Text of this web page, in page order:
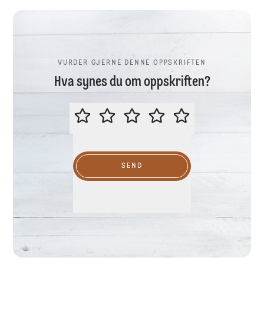
VURDER GJERNE DENNE OPPSKRIFTEN
Hva synes du om oppskriften?
VURDER GJERNE DENNE
SEND